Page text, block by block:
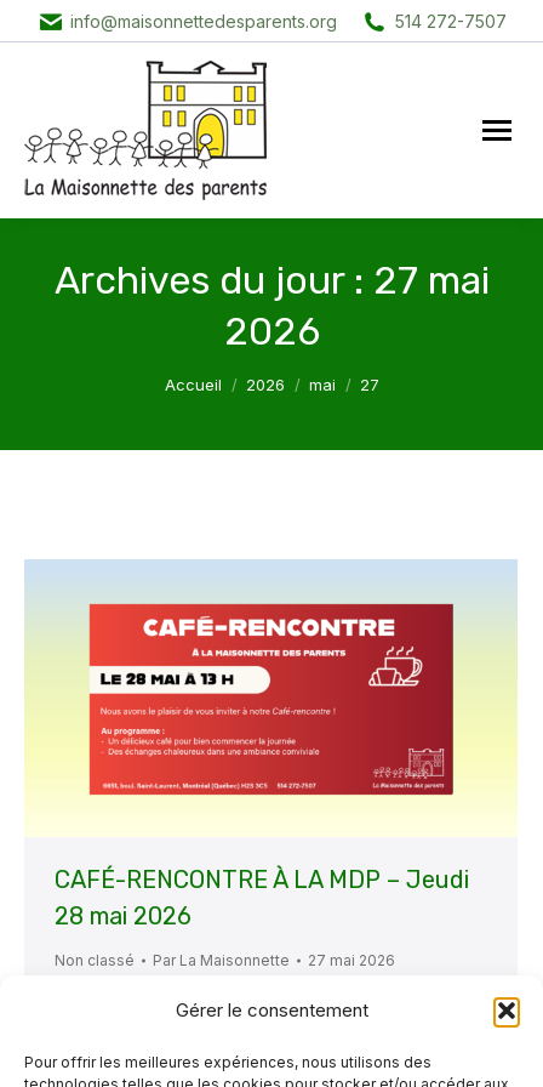
Gérer le consentement
Pour offrir les meilleures expériences, nous utilisons des
info@maisonnettedesparents.org 514 272-7507
Archives du jour : 27 mai
2026
Vous êtes ici :
Accueil 2026 mai 27
CAFÉ-RENCONTRE À LA MDP – Jeudi
28 mai 2026
Non classé Par La Maisonnette 27 mai 2026
Un petit rappel que notre activité « Café-
en après-midi cette fois-ci ! C’est donc avec